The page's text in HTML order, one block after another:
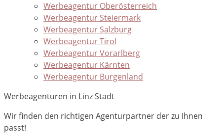
Werbeagentur Oberösterreich
Werbeagentur Steiermark
Werbeagentur Salzburg
Werbeagentur Tirol
Werbeagentur Vorarlberg
Werbeagentur Kärnten
Werbeagentur Burgenland
Werbeagenturen in Linz Stadt
Wir finden den richtigen Agenturpartner der zu Ihnen
passt!